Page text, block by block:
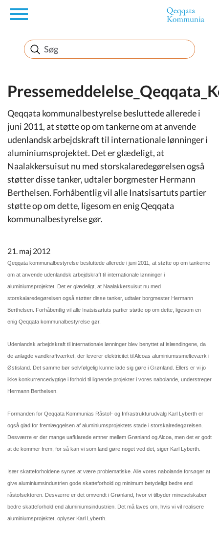
en
Borger
Erhverv
Politik
Turisme
Selvbetjening
Kommuneplan
Om Kommunen
Qeqqata kommunalbestyrelse besluttede allerede i
juni 2011, at støtte op om tankerne om at anvende
udenlandsk arbejdskraft til internationale lønninger i
aluminiumsprojektet. Det er glædeligt, at
Naalakkersuisut nu med storskalaredegørelsen også
støtter disse tanker, udtaler borgmester Hermann
Berthelsen. Forhåbentlig vil alle Inatsisartuts partier
støtte op om dette, ligesom en enig Qeqqata
kommunalbestyrelse gør.
21. maj 2012
Qeqqata kommunalbestyrelse besluttede allerede i juni 2011, at støtte op om tankerne
om at anvende udenlandsk arbejdskraft til internationale lønninger i
aluminiumsprojektet. Det er glædeligt, at Naalakkersuisut nu med
storskalaredegørelsen også støtter disse tanker, udtaler borgmester Hermann
Berthelsen. Forhåbentlig vil alle Inatsisartuts partier støtte op om dette, ligesom en
enig Qeqqata kommunalbestyrelse gør.
Udenlandsk arbejdskraft til internationale lønninger blev benyttet af islændingene, da
de anlagde vandkraftværket, der leverer elektricitet til Alcoas aluminiumssmelteværk i
Østisland. Det samme bør selvfølgelig kunne lade sig gøre i Grønland. Ellers er vi jo
ikke konkurrencedygtige i forhold til lignende projekter i vores nabolande, understreger
Hermann Berthelsen.
Formanden for Qeqqata Kommunias Råstof- og Infrastrukturudvalg Karl Lyberth er
også glad for fremlæggelsen af aluminiumsprojektets stade i storskalredegørelsen.
Desværre er der mange uafklarede emner mellem Grønland og Alcoa, men det er godt
at de kommer frem, for så kan vi som land gøre noget ved det, siger Karl Lyberth.
Især skatteforholdene synes at være problematiske. Alle vores nabolande forsøger at
give aluminiumsindustrien gode skatteforhold og minimum betydeligt bedre end
råstofsektoren. Desværre er det omvendt i Grønland, hvor vi tilbyder mineselskaber
bedre skatteforhold end aluminiumsindustrien. Det må laves om, hvis vi vil realisere
aluminiumsprojektet, oplyser Karl Lyberth.